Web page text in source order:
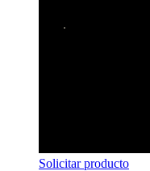
Solicitar producto